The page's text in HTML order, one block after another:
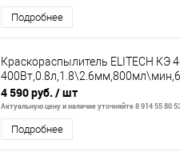
Подробнее
Краскораспылитель ELITECH КЭ
4 590 руб. / шт
Актуальную цену и наличие уточняйте 8 914 55 80
Подробнее